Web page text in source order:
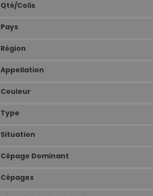
Qté/Colis
Pays
Région
Appellation
Couleur
Type
Situation
Cépage Dominant
Cépages